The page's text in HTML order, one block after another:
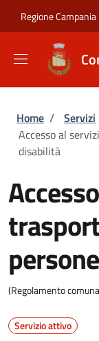
Regione Campania
Briciole
Home / Servizi
Accesso al
disabilità
(Regolamento
Servizio attivo